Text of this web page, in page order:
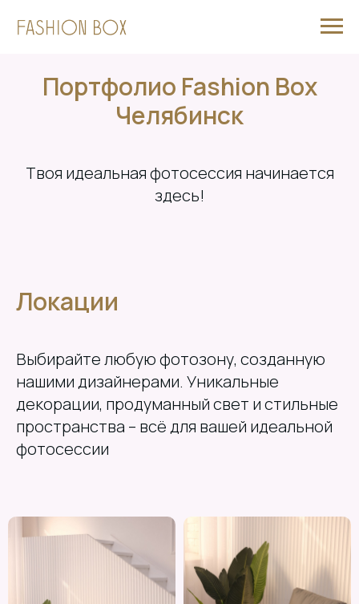
Портфолио Fashion Box
Челябинск
Твоя идеальная фотосессия начинается
здесь!
Локации
Выбирайте любую фотозону, созданную
нашими дизайнерами. Уникальные
декорации, продуманный свет и стильные
пространства – всё для вашей идеальной
фотосессии